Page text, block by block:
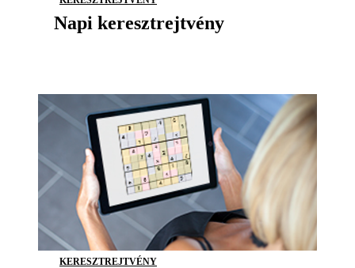
Napi keresztrejtvény
KERESZTREJTVÉNY